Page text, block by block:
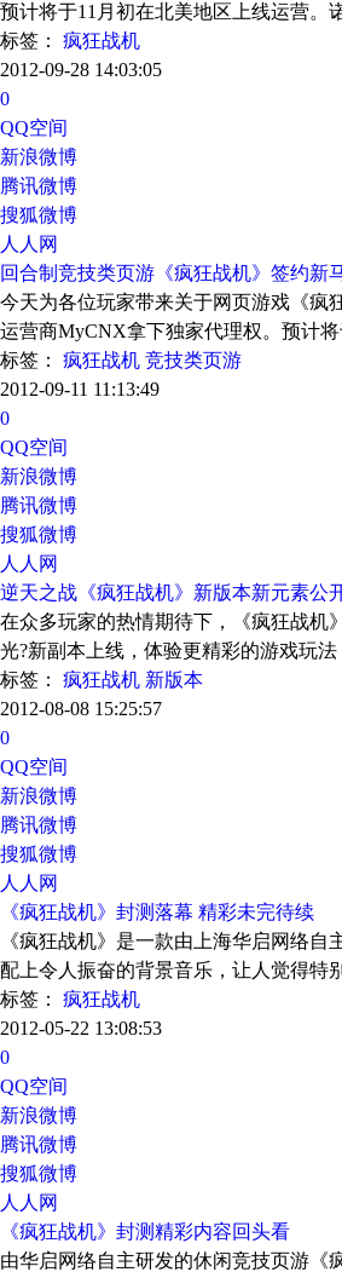
预计将于11月初在北美地区上线运营。
标签：
疯狂战机
2012-09-28 14:03:05
0
QQ空间
新浪微博
腾讯微博
搜狐微博
人人网
回合制竞技类页游《疯狂战机》签约新
今天为各位玩家带来关于网页游戏《疯
运营商MyCNX拿下独家代理权。预计
标签：
疯狂战机 竞技类页游
2012-09-11 11:13:49
0
QQ空间
新浪微博
腾讯微博
搜狐微博
人人网
逆天之战《疯狂战机》新版本新元素公
在众多玩家的热情期待下，《疯狂战机
光?新副本上线，体验更精彩的游戏玩
标签：
疯狂战机 新版本
2012-08-08 15:25:57
0
QQ空间
新浪微博
腾讯微博
搜狐微博
人人网
《疯狂战机》封测落幕 精彩未完待续
《疯狂战机》是一款由上海华启网络
配上令人振奋的背景音乐，让人觉得特
标签：
疯狂战机
2012-05-22 13:08:53
0
QQ空间
新浪微博
腾讯微博
搜狐微博
人人网
《疯狂战机》封测精彩内容回头看
由华启网络自主研发的休闲竞技页游《